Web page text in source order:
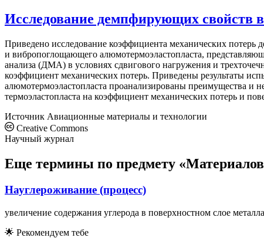
Исследование демпфирующих свойств
Приведено исследование коэффициента механических
и вибропоглощающего алюмотермоэластопласта,
анализа (ДМА) в условиях сдвигового нагружения и
коэффициент механических потерь. Приведены результаты
алюмотермоэластопласта проанализированы преимущества
термоэластопласта на коэффициент механических потерь и
Источник Авиационные материалы и технологии
Creative Commons
Научный журнал
Еще термины по предмету
Науглероживаниe (процесс)
увеличениe содержания углерода в поверхностном слоe
🌟 Рекомендуем тебе